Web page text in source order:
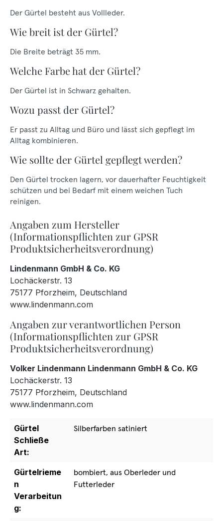
Der Gürtel besteht aus Vollleder.
Wie breit ist der Gürtel?
Die Breite beträgt 35 mm.
Welche Farbe hat der Gürtel?
Der Gürtel ist in Schwarz gehalten.
Wozu passt der Gürtel?
Er passt zu Alltag und Büro und lässt sich gepflegt im
Alltag kombinieren.
Wie sollte der Gürtel gepflegt werden?
Den Gürtel trocken lagern, vor dauerhafter Feuchtigkeit
schützen und bei Bedarf mit einem weichen Tuch
reinigen.
Angaben zum Hersteller
(Informationspflichten zur GPSR
Produktsicherheitsverordnung)
Lindenmann GmbH & Co. KG
Lochäckerstr. 13
75177 Pforzheim, Deutschland
www.lindenmann.com
Angaben zur verantwortlichen Person
(Informationspflichten zur GPSR
Produktsicherheitsverordnung)
Volker Lindenmann Lindenmann GmbH & Co. KG
Lochäckerstr. 13
75177 Pforzheim, Deutschland
www.lindenmann.com
Gürtel
Schließe
Art:
Silberfarben satiniert
Gürtelrieme
n
Verarbeitun
g:
bombiert, aus Oberleder und
Futterleder